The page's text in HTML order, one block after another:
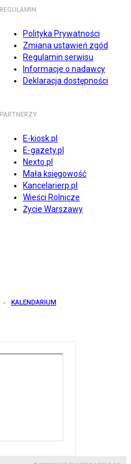
REGULAMIN
Polityka Prywatności
Zmiana ustawień zgód
Regulamin serwisu
Informacje o nadawcy
Deklaracja dostępności
PARTNERZY
E-kiosk.pl
E-gazety.pl
Nexto.pl
Mała księgowość
Kancelarierp.pl
Wieści Rolnicze
Życie Warszawy
KALENDARIUM